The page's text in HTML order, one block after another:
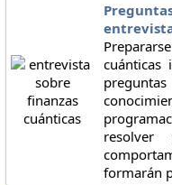
resolver
formarán